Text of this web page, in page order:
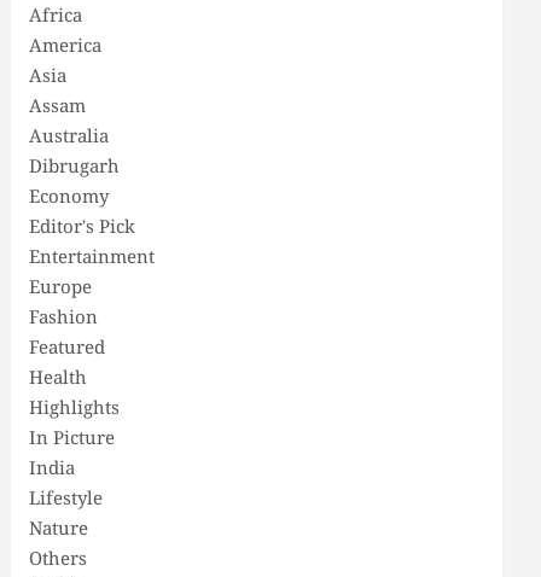
Africa
America
Asia
Assam
Australia
Dibrugarh
Economy
Editor's Pick
Entertainment
Europe
Fashion
Featured
Health
Highlights
In Picture
India
Lifestyle
Nature
Others